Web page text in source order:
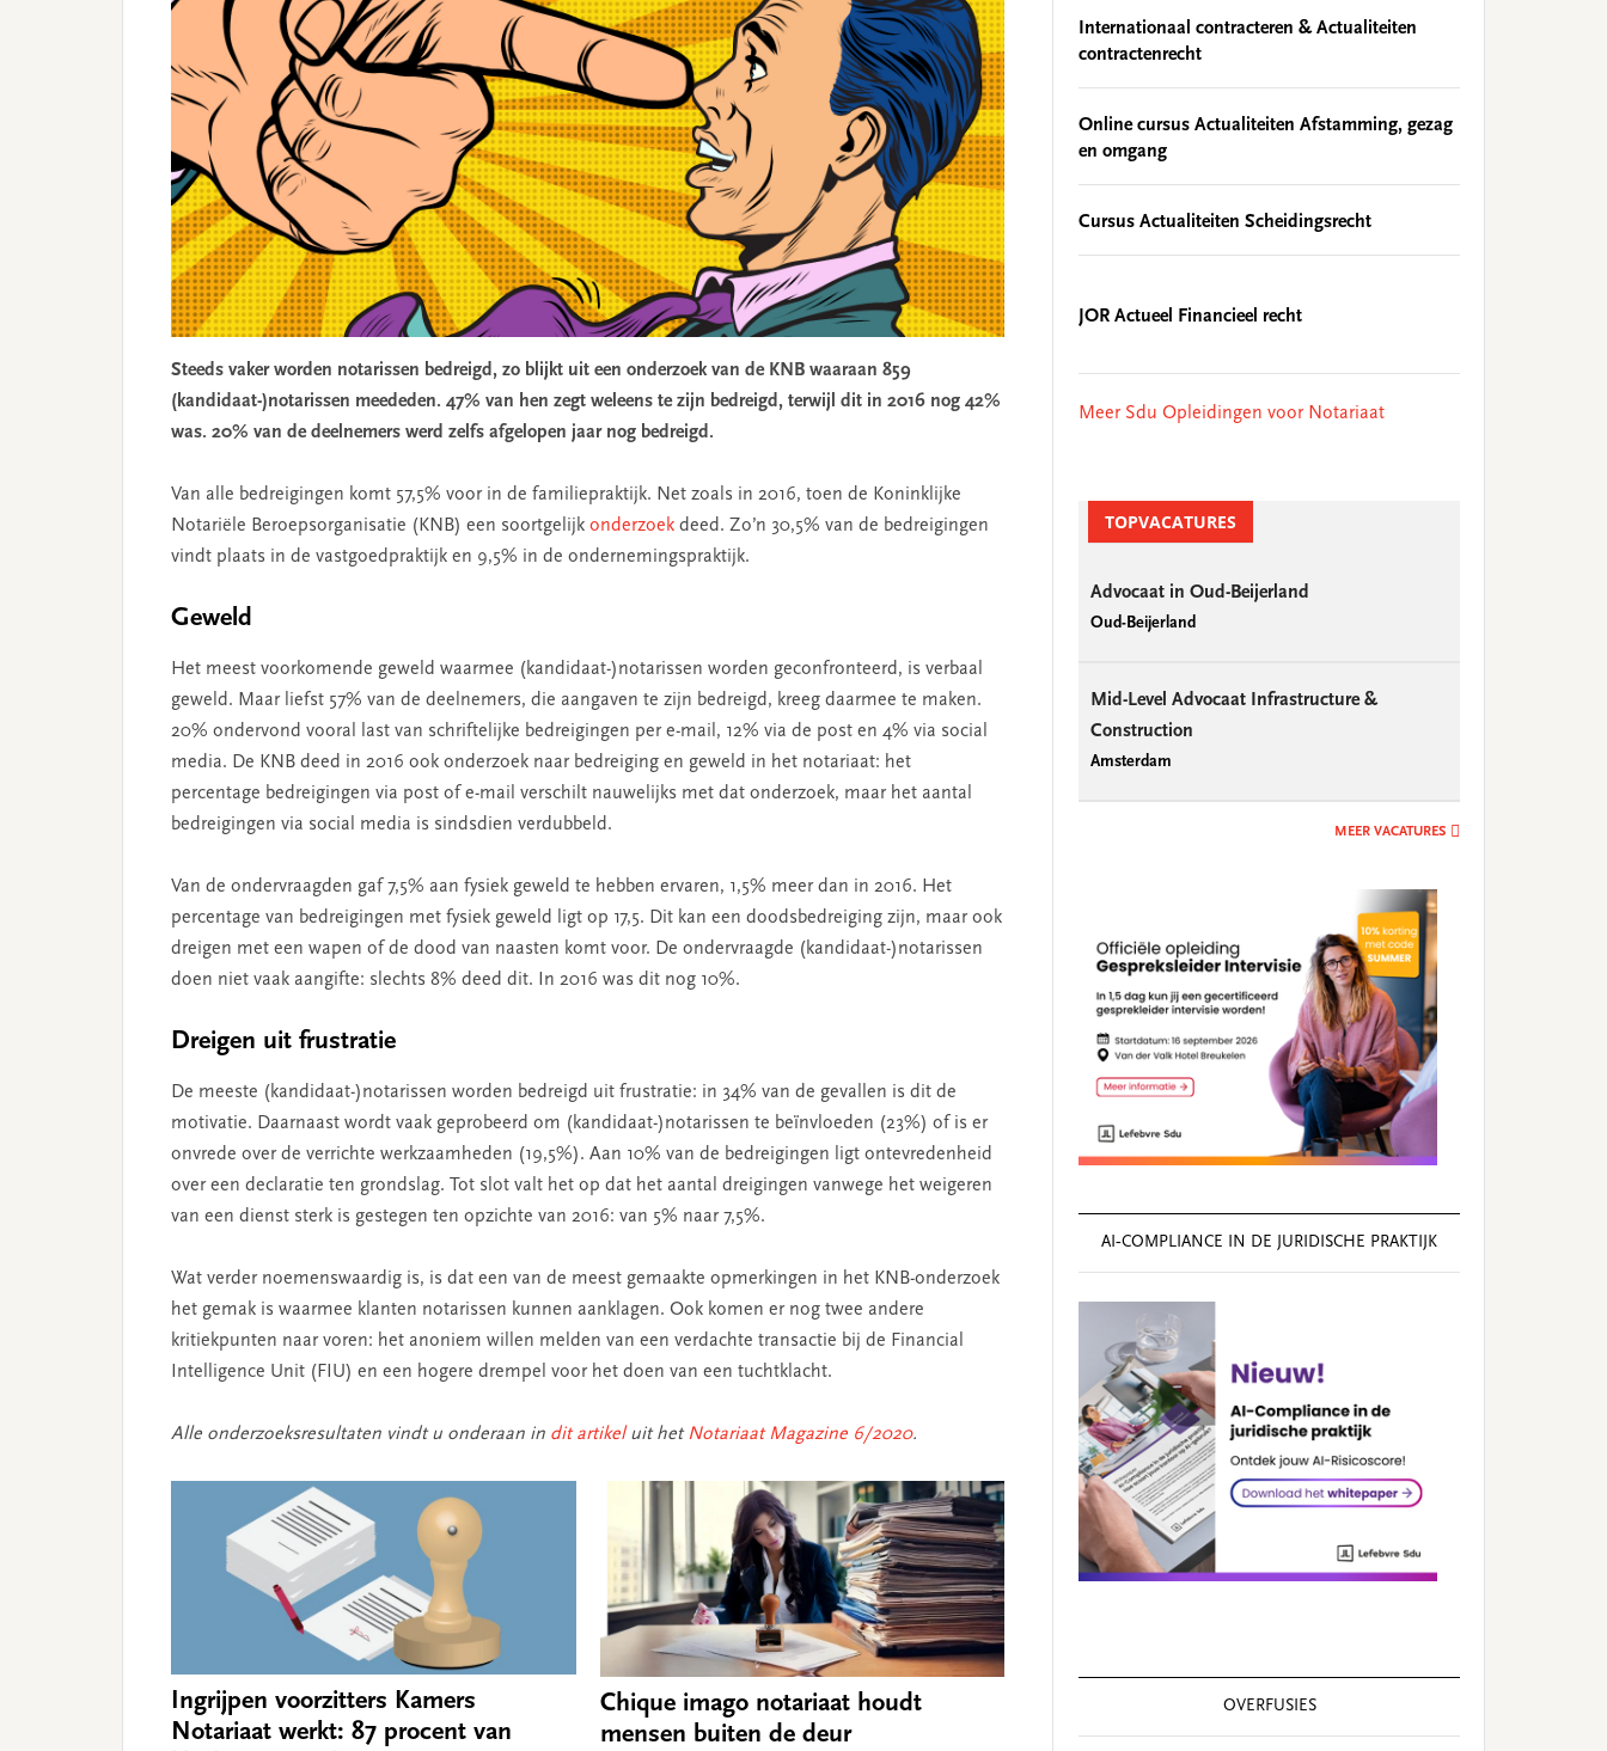
Steeds vaker worden notarissen bedreigd, zo blijkt uit een onderzoek van de KNB waaraan 859
(kandidaat-)notarissen meededen. 47% van hen zegt weleens te zijn bedreigd, terwijl dit in 2016 nog 42%
was. 20% van de deelnemers werd zelfs afgelopen jaar nog bedreigd.
Van alle bedreigingen komt 57,5% voor in de familiepraktijk. Net zoals in 2016, toen de Koninklijke
Notariële Beroepsorganisatie (KNB) een soortgelijk onderzoek deed. Zo’n 30,5% van de bedreigingen
vindt plaats in de vastgoedpraktijk en 9,5% in de ondernemingspraktijk.
Geweld
Het meest voorkomende geweld waarmee (kandidaat-)notarissen worden geconfronteerd, is verbaal
geweld. Maar liefst 57% van de deelnemers, die aangaven te zijn bedreigd, kreeg daarmee te maken.
20% ondervond vooral last van schriftelijke bedreigingen per e-mail, 12% via de post en 4% via social
media. De KNB deed in 2016 ook onderzoek naar bedreiging en geweld in het notariaat: het
percentage bedreigingen via post of e-mail verschilt nauwelijks met dat onderzoek, maar het aantal
bedreigingen via social media is sindsdien verdubbeld.
Van de ondervraagden gaf 7,5% aan fysiek geweld te hebben ervaren, 1,5% meer dan in 2016. Het
percentage van bedreigingen met fysiek geweld ligt op 17,5. Dit kan een doodsbedreiging zijn, maar ook
dreigen met een wapen of de dood van naasten komt voor. De ondervraagde (kandidaat-)notarissen
doen niet vaak aangifte: slechts 8% deed dit. In 2016 was dit nog 10%.
Dreigen uit frustratie
De meeste (kandidaat-)notarissen worden bedreigd uit frustratie: in 34% van de gevallen is dit de
motivatie. Daarnaast wordt vaak geprobeerd om (kandidaat-)notarissen te beïnvloeden (23%) of is er
onvrede over de verrichte werkzaamheden (19,5%). Aan 10% van de bedreigingen ligt ontevredenheid
over een declaratie ten grondslag. Tot slot valt het op dat het aantal dreigingen vanwege het weigeren
van een dienst sterk is gestegen ten opzichte van 2016: van 5% naar 7,5%.
Wat verder noemenswaardig is, is dat een van de meest gemaakte opmerkingen in het KNB-onderzoek
het gemak is waarmee klanten notarissen kunnen aanklagen. Ook komen er nog twee andere
kritiekpunten naar voren: het anoniem willen melden van een verdachte transactie bij de Financial
Intelligence Unit (FIU) en een hogere drempel voor het doen van een tuchtklacht.
Alle onderzoeksresultaten vindt u onderaan in dit artikeluit hetNotariaat Magazine 6/2020.
Ingrijpen voorzitters Kamers
Notariaat werkt: 87 procent van
Chique imago notariaat houdt
mensen buiten de deur
Internationaal contracteren & Actualiteiten
contractenrecht
Online cursus Actualiteiten Afstamming, gezag
en omgang
Cursus Actualiteiten Scheidingsrecht
JOR Actueel Financieel recht
Meer Sdu Opleidingen voor Notariaat
TOPVACATURES
Advocaat in Oud-Beijerland
Oud-Beijerland
Mid-Level Advocaat Infrastructure &
Construction
Amsterdam
MEER VACATURES
AI‑COMPLIANCE IN DE JURIDISCHE PRAKTIJK
OVERFUSIES